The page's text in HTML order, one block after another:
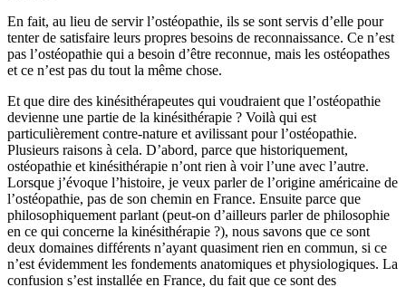
En fait, au lieu de servir l’ostéopathie, ils se sont servis d’elle pour
tenter de satisfaire leurs propres besoins de reconnaissance. Ce n’est
pas l’ostéopathie qui a besoin d’être reconnue, mais les ostéopathes
et ce n’est pas du tout la même chose.
Et que dire des kinésithérapeutes qui voudraient que l’ostéopathie
devienne une partie de la kinésithérapie ? Voilà qui est
particulièrement contre-nature et avilissant pour l’ostéopathie.
Plusieurs raisons à cela. D’abord, parce que historiquement,
ostéopathie et kinésithérapie n’ont rien à voir l’une avec l’autre.
Lorsque j’évoque l’histoire, je veux parler de l’origine américaine de
l’ostéopathie, pas de son chemin en France. Ensuite parce que
philosophiquement parlant (peut-on d’ailleurs parler de philosophie
en ce qui concerne la kinésithérapie ?), nous savons que ce sont
deux domaines différents n’ayant quasiment rien en commun, si ce
n’est évidemment les fondements anatomiques et physiologiques. La
confusion s’est installée en France, du fait que ce sont des